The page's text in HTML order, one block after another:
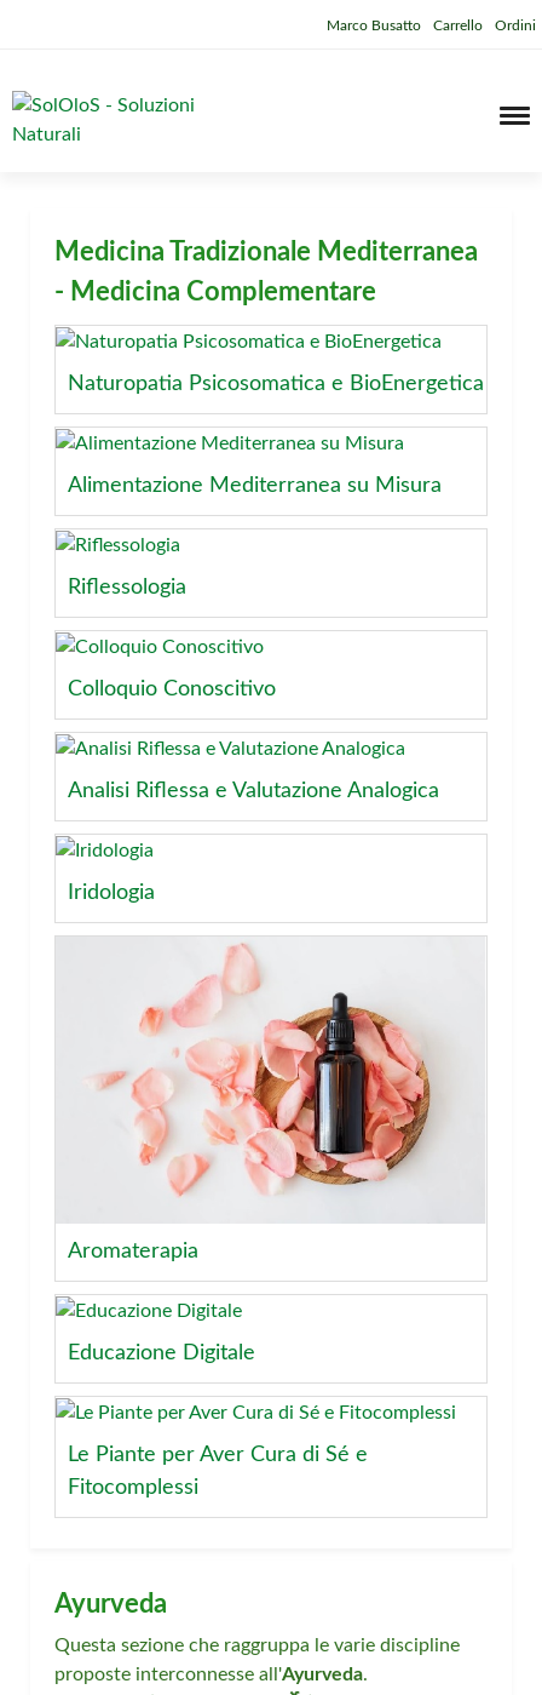
Marco Busatto Carrello Ordini
Medicina Tradizionale Mediterranea
- Medicina Complementare
Naturopatia Psicosomatica e BioEnergetica
Alimentazione Mediterranea su Misura
Riflessologia
Colloquio Conoscitivo
Analisi Riflessa e Valutazione Analogica
Iridologia
Aromaterapia
Educazione Digitale
Le Piante per Aver Cura di Sé e
Fitocomplessi
Ayurveda
Questa sezione che raggruppa le varie discipline
proposte interconnesse all'Ayurveda.